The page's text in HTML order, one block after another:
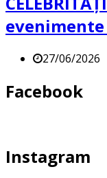
27/06/2026
Facebook
Instagram